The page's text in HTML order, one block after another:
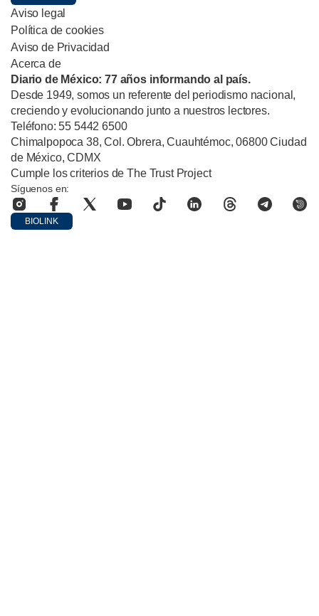
Aviso legal
Política de cookies
Aviso de Privacidad
Acerca de
Diario de México: 77 años informando al país.
Desde 1949, somos un referente del periodismo nacional,
creciendo y evolucionando junto a nuestros lectores.
Teléfono: 55 5442 6500
Chimalpopoca 38, Col. Obrera, Cuauhtémoc, 06800 Ciudad
de México, CDMX
Cumple los criterios de The Trust Project
Síguenos en:
BIOLINK